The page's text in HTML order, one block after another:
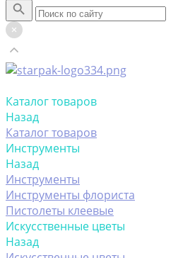
Каталог товаров
Назад
Каталог товаров
Инструменты
Назад
Инструменты
Инструменты флориста
Пистолеты клеевые
Искусственные цветы
Назад